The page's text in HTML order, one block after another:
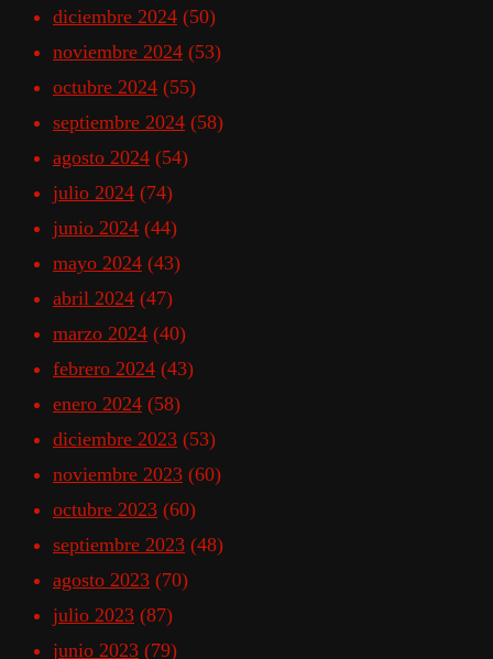
diciembre 2024 (50)
noviembre 2024 (53)
octubre 2024 (55)
septiembre 2024 (58)
agosto 2024 (54)
julio 2024 (74)
junio 2024 (44)
mayo 2024 (43)
abril 2024 (47)
marzo 2024 (40)
febrero 2024 (43)
enero 2024 (58)
diciembre 2023 (53)
noviembre 2023 (60)
octubre 2023 (60)
septiembre 2023 (48)
agosto 2023 (70)
julio 2023 (87)
junio 2023 (79)